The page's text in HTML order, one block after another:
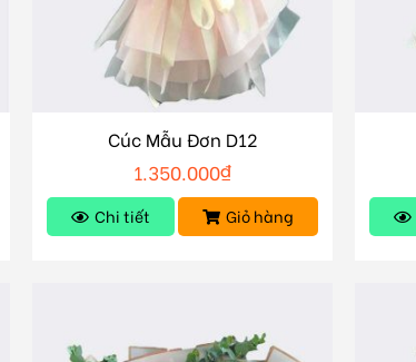
Cúc Mẫu Đơn D12
1.350.000₫
Chi tiết Giỏ hàng